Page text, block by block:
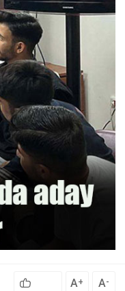
A+ A-